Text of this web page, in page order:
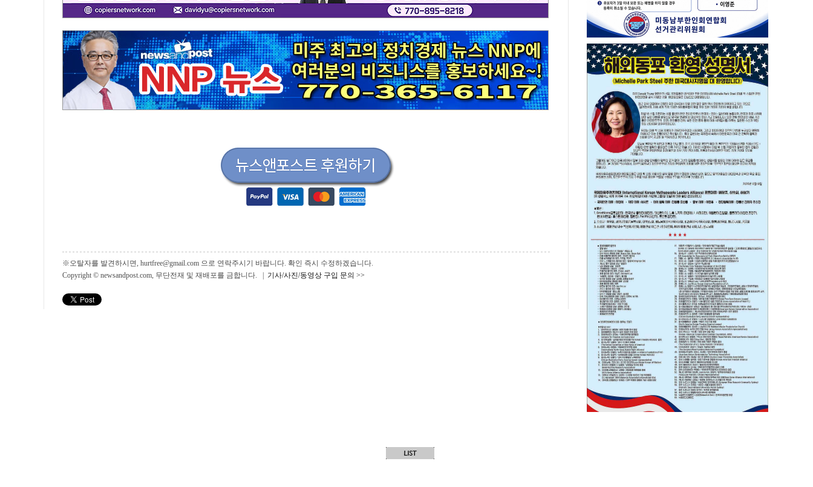
※오탈자를 발견하시면, hurtfree@gmail.com 으로 연락주시기 바랍니다. 확인 즉시 수정하겠습니다.
Copyright © newsandpost.com, 무단전재 및 재배포를 금합니다. | 기사/사진/동영상 구입 문의 >>